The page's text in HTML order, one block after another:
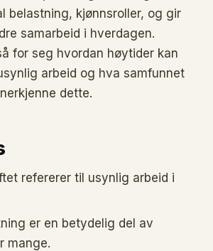
belastning, kjønnsroller, og gir
samarbeid i hverdagen.
for seg hvordan høytider kan
arbeid og hva samfunnet
dette.
refererer til usynlig arbeid i
er en betydelig del av
mange.